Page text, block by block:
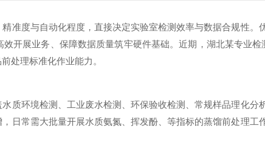
准度与自动化程度，直接决定实验室检测效率与数据合规性
开展业务、保障数据质量筑牢硬件基础。近期，湖北某专业
处理标准化作业能力。
质环境检测、工业废水检测、环保验收检测、常规样品理化
日常需大批量开展水质氨氮、挥发酚、等指标的蒸馏前处理